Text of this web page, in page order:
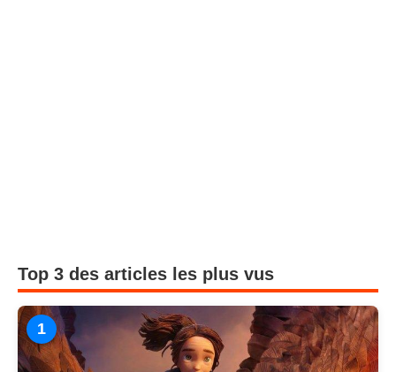
Top 3 des articles les plus vus
1